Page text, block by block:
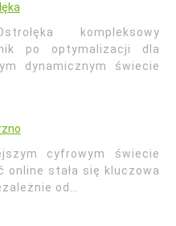
kompleksowy
po optymalizacji dla
dynamicznym świecie
cyfrowym świecie
online stała się kluczowa
od…